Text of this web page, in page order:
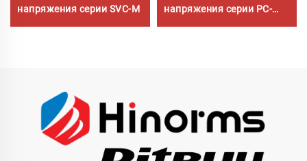
напряжения серии SVC-M
напряжения серии PC-